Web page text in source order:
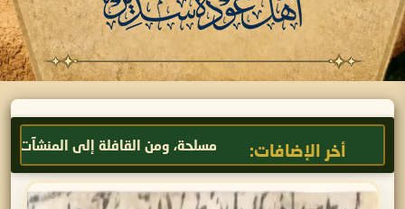
أخر الإضافات:
إلى الجماعات المسلحة، ومن القافلة إلى المنشآت نخيل